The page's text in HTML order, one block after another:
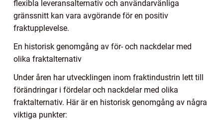
flexibla leveransalternativ och användarvänliga
gränssnitt kan vara avgörande för en positiv
fraktupplevelse.
En historisk genomgång av för- och nackdelar med
olika fraktalternativ
Under åren har utvecklingen inom fraktindustrin lett till
förändringar i fördelar och nackdelar med olika
fraktalternativ. Här är en historisk genomgång av några
viktiga punkter: